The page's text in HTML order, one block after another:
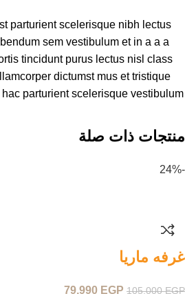
parturient scelerisque nibh lectus.
sem vestibulum et in a a a
tincidunt purus lectus nisl class
dictumst mus et tristique
parturient scelerisque vestibulum
منتجات ذات صلة
-24%
غرفه ماريا
105,000EGP
79,990 EGP